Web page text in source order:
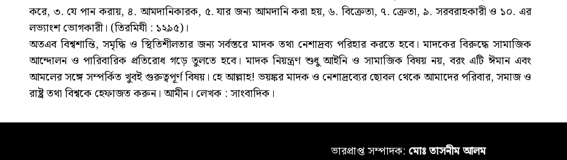
করে, ৩. যে পান করায়, ৪. আমদানিকারক, ৫. যার জন্য আমদানি করা হয়, ৬. বিক্রেতা, ৭. ক্রেতা, ৯. সরবরাহকারী ও ১০. এর
লভ্যাংশ ভোগকারী। (তিরমিযী : ১২৯৫)।
অতএব বিশ্বশান্তি, সমৃদ্ধি ও স্থিতিশীলতার জন্য সর্বস্তরে মাদক তথা নেশাদ্রব্য পরিহার করতে হবে। মাদকের বিরুদ্ধে সামাজিক
আন্দোলন ও পারিবারিক প্রতিরোধ গড়ে তুলতে হবে। মাদক নিয়ন্ত্রণ শুধু আইনি ও সামাজিক বিষয় নয়, বরং এটি ঈমান এবং
আমলের সঙ্গে সম্পর্কিত খুবই গুরুত্বপূর্ণ বিষয়। হে আল্লাহ! ভয়ঙ্কর মাদক ও নেশাদ্রব্যের ছোবল থেকে আমাদের পরিবার, সমাজ ও
রাষ্ট্র তথা বিশ্বকে হেফাজত করুন। আমীন। লেখক : সাংবাদিক।
ভারপ্রাপ্ত সম্পাদক: মোঃ তাসনীম আলম